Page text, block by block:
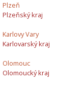
Plzeň
Plzeňský kraj
Karlovy Vary
Karlovarský kraj
Olomouc
Olomoucký kraj